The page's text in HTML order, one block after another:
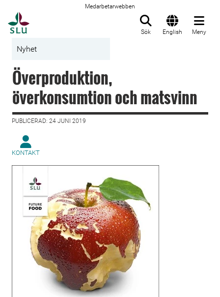
Medarbetarwebben
Sök English Meny
Nyhet
Överproduktion,
överkonsumtion och matsvinn
PUBLICERAD: 24 JUNI 2019
KONTAKT